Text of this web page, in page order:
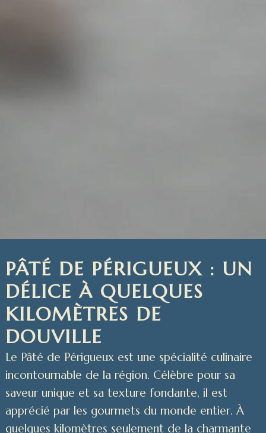
PÂTÉ DE PÉRIGUEUX : UN
DÉLICE À QUELQUES
KILOMÈTRES DE
DOUVILLE
Le Pâté de Périgueux est une spécialité culinaire
incontournable de la région. Célèbre pour sa
saveur unique et sa texture fondante, il est
apprécié par les gourmets du monde entier. À
quelques kilomètres seulement de la charmante